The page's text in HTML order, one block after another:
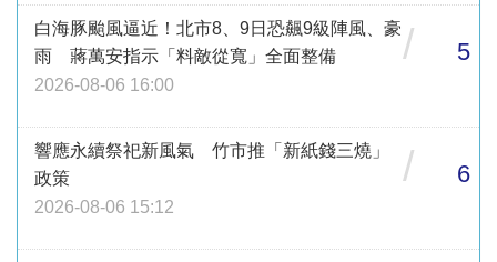
白海豚颱風逼近！北市8、9日恐飆9級陣風、豪
雨 蔣萬安指示「料敵從寬」全面整備
2026-08-06 16:00
/ 5
響應永續祭祀新風氣 竹市推「新紙錢三燒」
政策
2026-08-06 15:12
/ 6